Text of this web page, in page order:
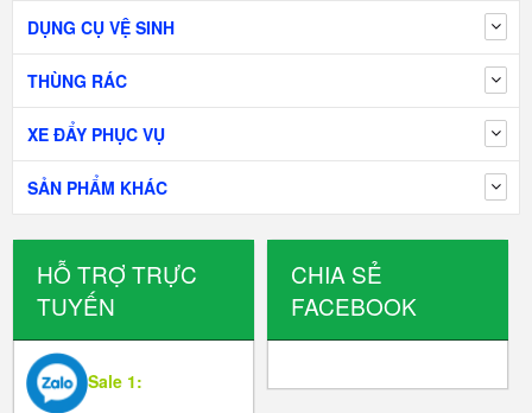
DỤNG CỤ VỆ SINH
THÙNG RÁC
XE ĐẨY PHỤC VỤ
SẢN PHẨM KHÁC
HỖ TRỢ TRỰC
TUYẾN
Sale 1:
CHIA SẺ
FACEBOOK